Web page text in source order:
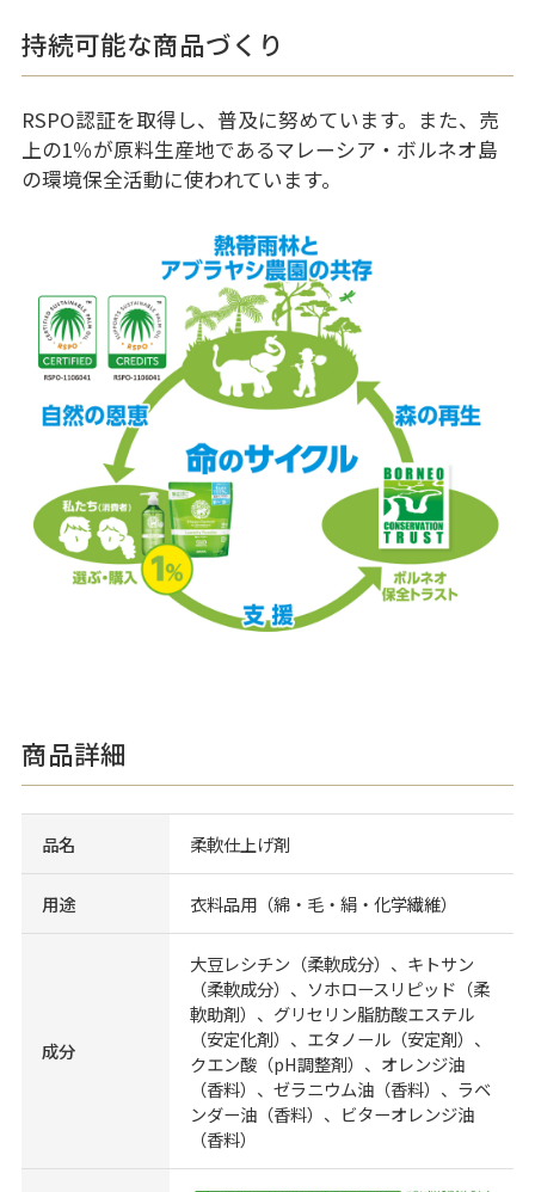
持続可能な商品づくり
RSPO認証を取得し、普及に努めています。また、売
上の1％が原料生産地であるマレーシア・ボルネオ島
の環境保全活動に使われています。
商品詳細
品名 柔軟仕上げ剤
用途 衣料品用（綿・毛・絹・化学繊維）
成分
大豆レシチン（柔軟成分）、キトサン
（柔軟成分）、ソホロースリピッド（柔
軟助剤）、グリセリン脂肪酸エステル
（安定化剤）、エタノール（安定剤）、
クエン酸（pH調整剤）、オレンジ油
（香料）、ゼラニウム油（香料）、ラベ
ンダー油（香料）、ビターオレンジ油
（香料）